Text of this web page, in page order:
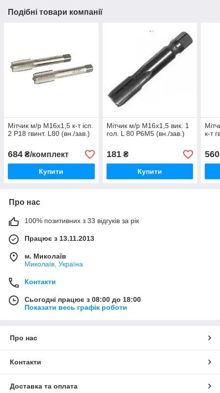
Подібні товари компанії
Мітчик м/р М16х1,5 к-т ісп.
2 Р18 гвинт. L80 (вн./зав.)
684 ₴/комплект
Купити
Мітчик м/р М16х1,5 вик. 1
гол. L 80 Р6М5 (вн./зав.)
181₴
Купити
к-т
560
Про нас
100% позитивних з 33 відгуків за рік
Працює з 13.11.2013
м. Миколаїв
Миколаїв, Україна
Контакти
Сьогодні працює з 08:00 до 18:00
Показати весь графік роботи
Про нас
Контакти
Доставка та оплата